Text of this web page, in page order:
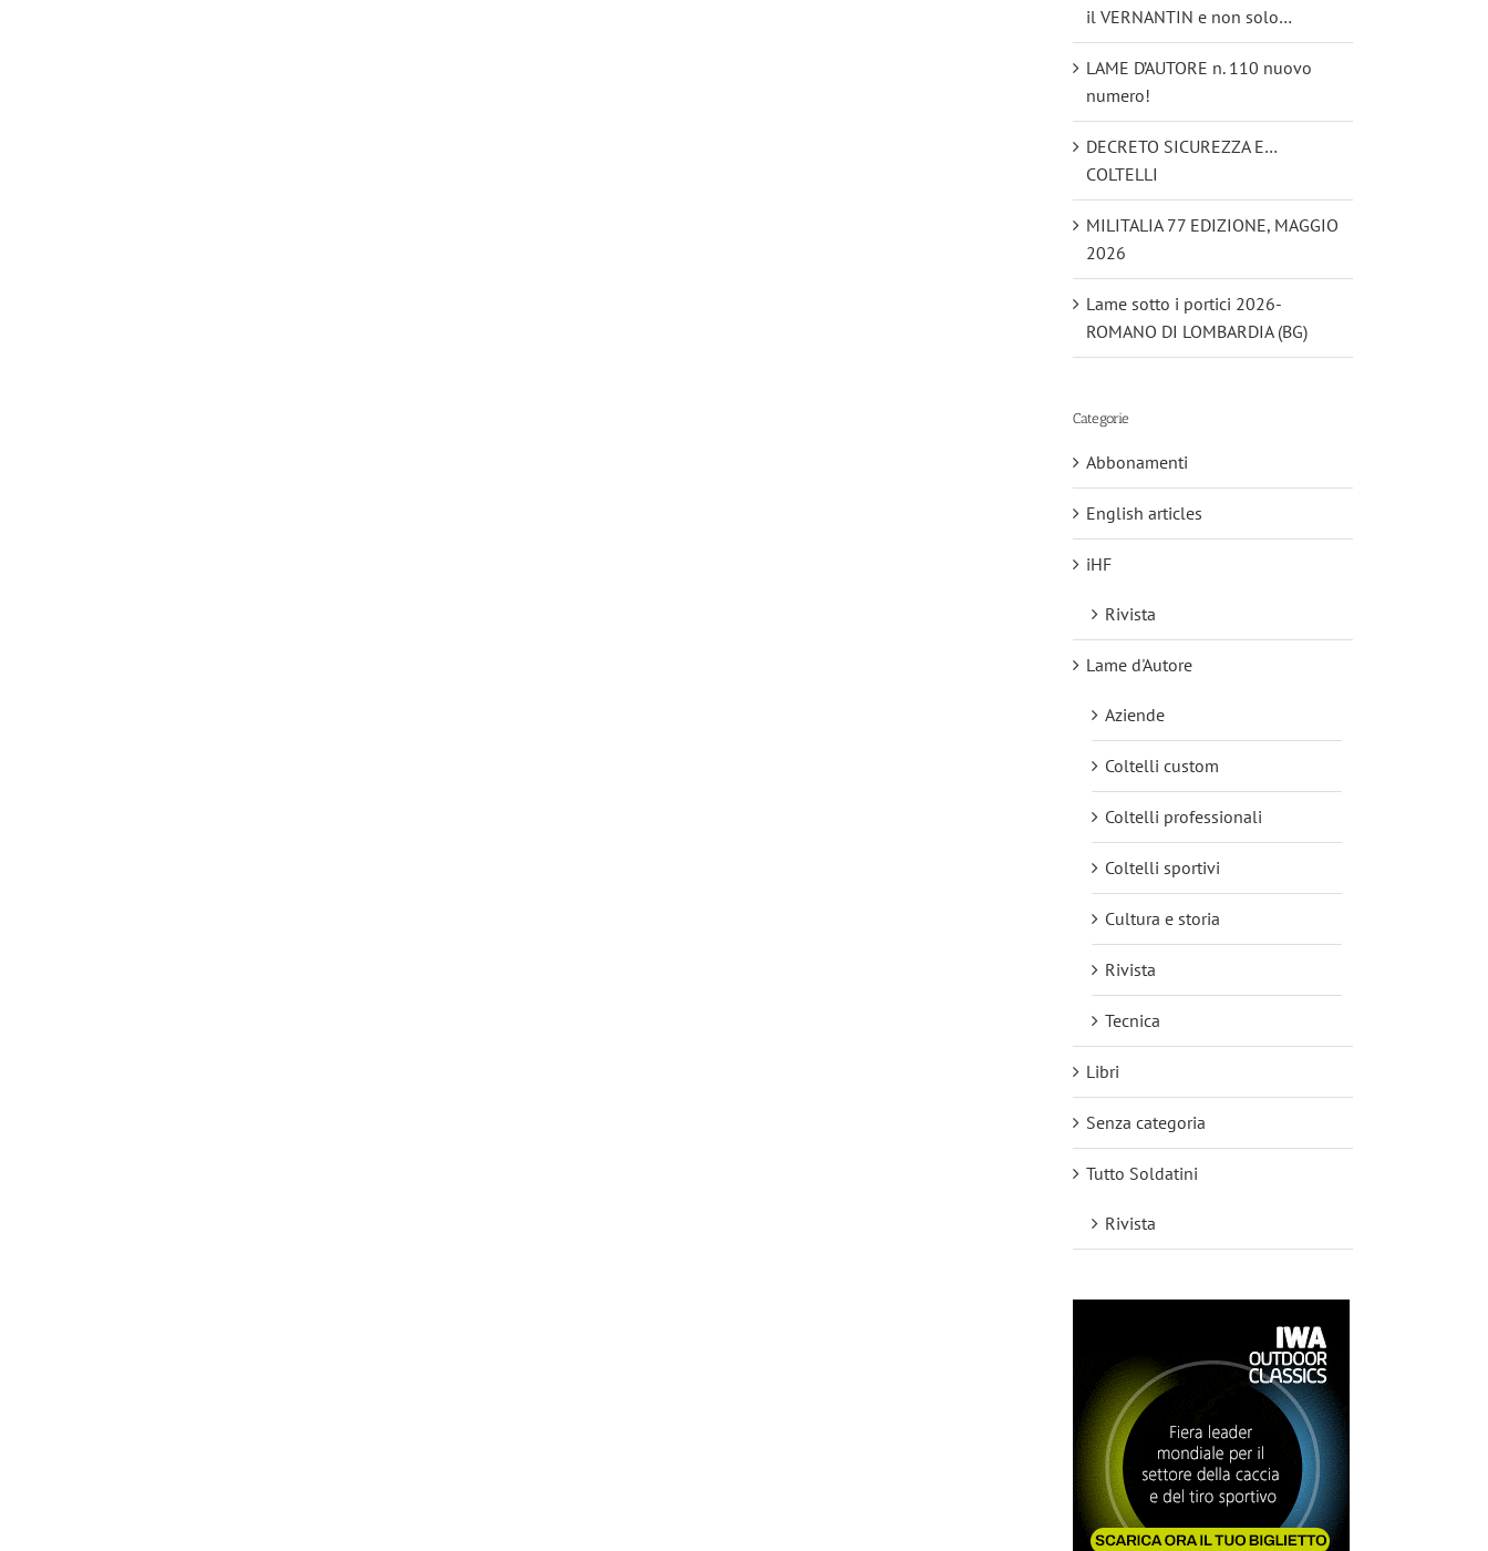
il VERNANTIN e non solo…
LAME D’AUTORE n. 110 nuovo
numero!
DECRETO SICUREZZA E…
COLTELLI
MILITALIA 77 EDIZIONE, MAGGIO
2026
Lame sotto i portici 2026-
ROMANO DI LOMBARDIA (BG)
Categorie
Abbonamenti
English articles
iHF
Rivista
Lame d'Autore
Aziende
Coltelli custom
Coltelli professionali
Coltelli sportivi
Cultura e storia
Rivista
Tecnica
Libri
Senza categoria
Tutto Soldatini
Rivista